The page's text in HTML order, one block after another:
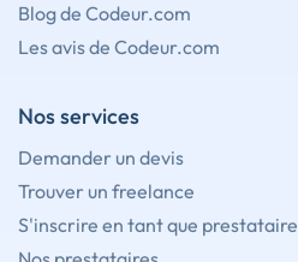
Blog de Codeur.com
Les avis de Codeur.com
Nos services
Demander un devis
Trouver un freelance
S'inscrire en tant que prestataire